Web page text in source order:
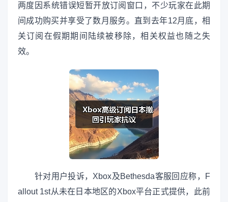
两度因系统错误短暂开放订阅窗口，不少玩家在此期
间成功购买并享受了数月服务。直到去年12月底，相
关订阅在假期期间陆续被移除，相关权益也随之失
效。
针对用户投诉，Xbox及Bethesda客服回应称，F
allout 1st从未在日本地区的Xbox平台正式提供，此前